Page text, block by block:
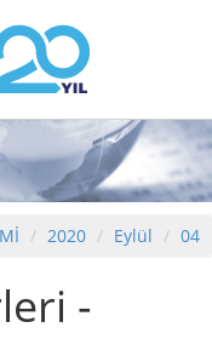
2020 Eylül 04
-